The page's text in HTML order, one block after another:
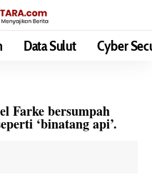
Data Sulut Cyber
Farke bersumpah
‘binatang api’.